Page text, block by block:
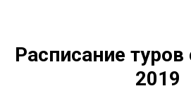
Расписание
2019